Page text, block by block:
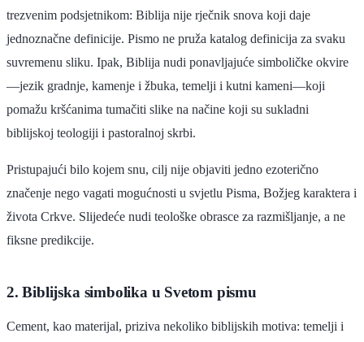
trezvenim podsjetnikom: Biblija nije rječnik snova koji daje
jednoznačne definicije. Pismo ne pruža katalog definicija za svaku
suvremenu sliku. Ipak, Biblija nudi ponavljajuće simboličke okvire
—jezik gradnje, kamenje i žbuka, temelji i kutni kameni—koji
pomažu kršćanima tumačiti slike na načine koji su sukladni
biblijskoj teologiji i pastoralnoj skrbi.
Pristupajući bilo kojem snu, cilj nije objaviti jedno ezoterično
značenje nego vagati mogućnosti u svjetlu Pisma, Božjeg karaktera i
života Crkve. Slijedeće nudi teološke obrasce za razmišljanje, a ne
fiksne predikcije.
2. Biblijska simbolika u Svetom pismu
Cement, kao materijal, priziva nekoliko biblijskih motiva: temelji i